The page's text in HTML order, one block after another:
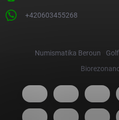
+420603455268
Numismatika Beroun